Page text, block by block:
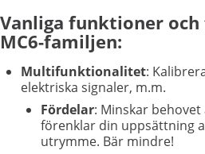
Vanliga funktioner
MC6-familjen:
Multifunktionalitet:
elektriska signaler, m.m.
Fördelar: Minskar
förenklar din uppsättning
utrymme. Bär mindre!